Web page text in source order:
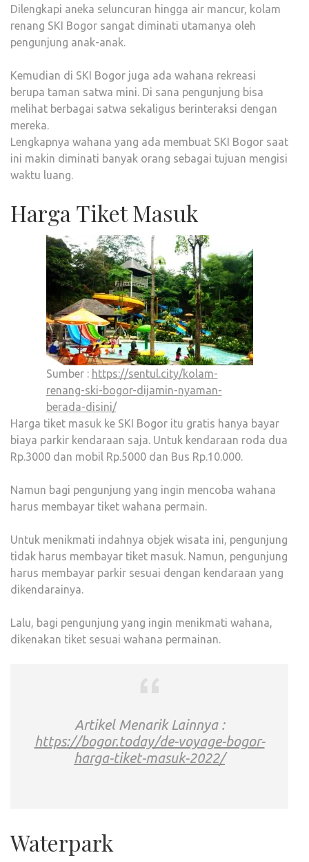
mitra
kami,
Anda
menemukan
dasi
daring
yang
sesuai
dengan
setiap
dan
anggaran,
terjangkau
hingga
sangat
bergaya.
Dilengkapi aneka seluncuran hingga air mancur, kolam
renang SKI Bogor sangat diminati utamanya oleh
pengunjung anak-anak.
Kemudian di SKI Bogor juga ada wahana rekreasi
berupa taman satwa mini. Di sana pengunjung bisa
melihat berbagai satwa sekaligus berinteraksi dengan
mereka.
Lengkapnya wahana yang ada membuat SKI Bogor saat
ini makin diminati banyak orang sebagai tujuan mengisi
waktu luang.
Harga Tiket Masuk
Sumber : https://sentul.city/kolam-
renang-ski-bogor-dijamin-nyaman-
berada-disini/
Harga tiket masuk ke SKI Bogor itu gratis hanya bayar
biaya parkir kendaraan saja. Untuk kendaraan roda dua
Rp.3000 dan mobil Rp.5000 dan Bus Rp.10.000.
Namun bagi pengunjung yang ingin mencoba wahana
harus membayar tiket wahana permain.
Untuk menikmati indahnya objek wisata ini, pengunjung
tidak harus membayar tiket masuk. Namun, pengunjung
harus membayar parkir sesuai dengan kendaraan yang
dikendarainya.
Lalu, bagi pengunjung yang ingin menikmati wahana,
dikenakan tiket sesuai wahana permainan.
Artikel Menarik Lainnya :
https://bogor.today/de-voyage-bogor-
harga-tiket-masuk-2022/
Waterpark